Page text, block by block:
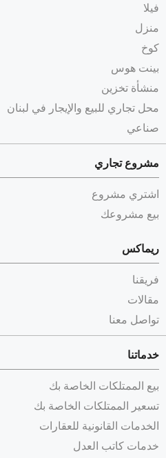
فيلا
منزل
كوخ
بينت هوس
منشأة تخزين
محل تجاري للبيع والإيجار في لبنان
صناعي
مشروع تجاري
اشتري مشروع
بيع مشروعك
ريماكس
فريقنا
مقالات
تواصل معنا
خدماتنا
بيع الممتلكات الخاصة بك
تسعير الممتلكات الخاصة بك
الخدمات القانونية للعقارات
خدمات كاتب العدل